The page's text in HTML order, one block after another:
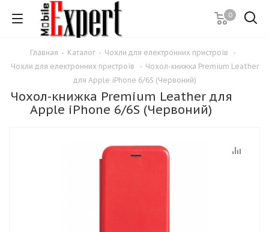
0
Главная - Каталог - Чохли для електронних пристроїв
-
Чохли для електронних пристроїв
- Чохол-книжка Premium Leather
для Apple iPhone 6/6S (Червоний)
Чохол-книжка Premium Leather для
Apple iPhone 6/6S (Червоний)